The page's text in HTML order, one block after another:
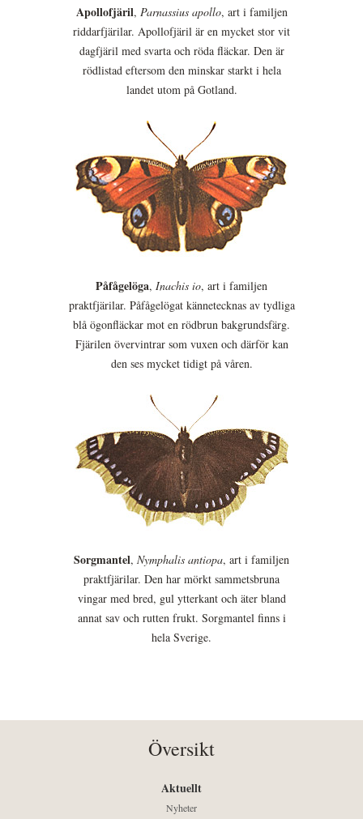
Apollofjäril, Parnassius apollo, art i familjen
riddarfjärilar. Apollofjäril är en mycket stor vit
dagfjäril med svarta och röda fläckar. Den är
rödlistad eftersom den minskar starkt i hela
landet utom på Gotland.
Påfågelöga, Inachis io, art i familjen
praktfjärilar. Påfågelögat kännetecknas av tydliga
blå ögonfläckar mot en rödbrun bakgrundsfärg.
Fjärilen övervintrar som vuxen och därför kan
den ses mycket tidigt på våren.
Sorgmantel, Nymphalis antiopa, art i familjen
praktfjärilar. Den har mörkt sammetsbruna
vingar med bred, gul ytterkant och äter bland
annat sav och rutten frukt. Sorgmantel finns i
hela Sverige.
Översikt
Aktuellt
Nyheter